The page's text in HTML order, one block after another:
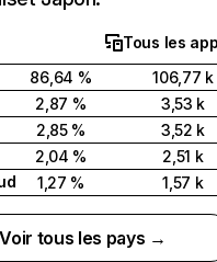
Tous les
86,64 %
106,77 k
2,87 %
3,53 k
2,85 %
3,52 k
2,04 %
2,51 k
1,27 % 1,57 k
Voir tous les pays →